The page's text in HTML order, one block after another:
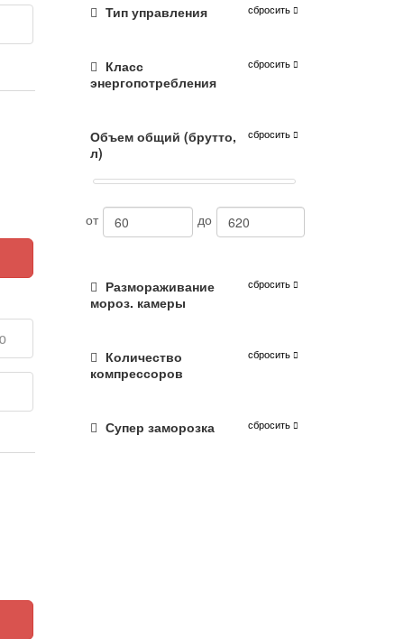
Тип управления сбросить
Класс
энергопотребления
сбросить
Объем общий (брутто,
л)
сбросить
от до
Размораживание
мороз. камеры
сбросить
Количество
компрессоров
сбросить
Супер заморозка сбросить